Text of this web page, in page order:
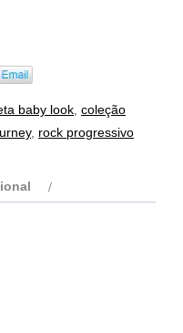
baby look coleção
, rock progressivo